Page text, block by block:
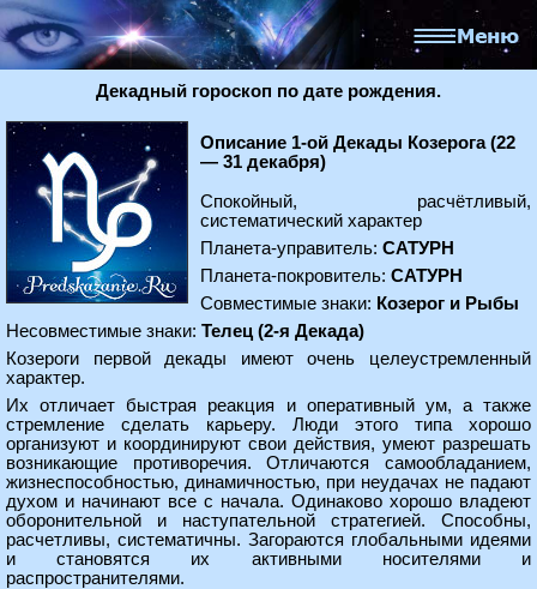
Декадный гороскоп по дате рождения.
Описание 1-ой Декады Козерога (22
— 31 декабря)
Спокойный, расчётливый,
систематический характер
Планета-управитель: САТУРН
Планета-покровитель: САТУРН
Совместимые знаки: Козерог и Рыбы
Несовместимые знаки: Телец (2-я Декада)
Козероги первой декады имеют очень целеустремленный
характер.
Их отличает быстрая реакция и оперативный ум, а также
стремление сделать карьеру. Люди этого типа хорошо
организуют и координируют свои действия, умеют разрешать
возникающие противоречия. Отличаются самообладанием,
жизнеспособностью, динамичностью, при неудачах не падают
духом и начинают все с начала. Одинаково хорошо владеют
оборонительной и наступательной стратегией. Способны,
расчетливы, систематичны. Загораются глобальными идеями
и становятся их активными носителями и
распространителями.